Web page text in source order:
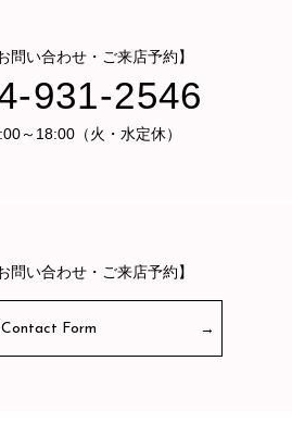
問い合わせ・ご来店予約】
931-2546
～18:00（火・水定休）
問い合わせ・ご来店予約】
Contact Form